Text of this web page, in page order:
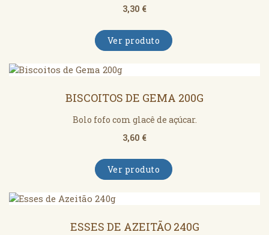
3,30 €
Ver produto
BISCOITOS DE GEMA 200G
Bolo fofo com glacê de açúcar.
3,60 €
Ver produto
ESSES DE AZEITÃO 240G